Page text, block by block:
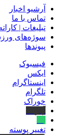
آرشیو اخبار
تماس‌ با‌ ما
تبلیغات |
سوژه‌های
پیوندها
فیسبوک
ایکس
اینستاگرام
تلگرام
خوراک
تغییر پوسته